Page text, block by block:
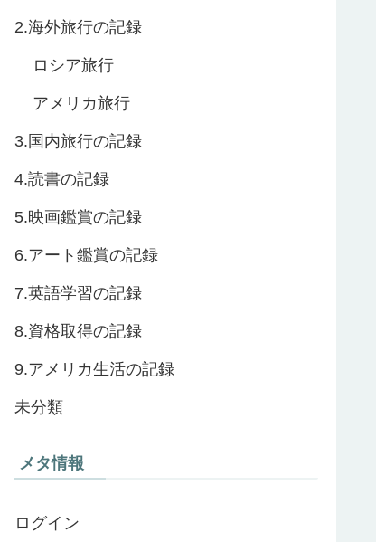
2.海外旅行の記録
ロシア旅行
アメリカ旅行
3.国内旅行の記録
4.読書の記録
5.映画鑑賞の記録
6.アート鑑賞の記録
7.英語学習の記録
8.資格取得の記録
9.アメリカ生活の記録
未分類
メタ情報
ログイン